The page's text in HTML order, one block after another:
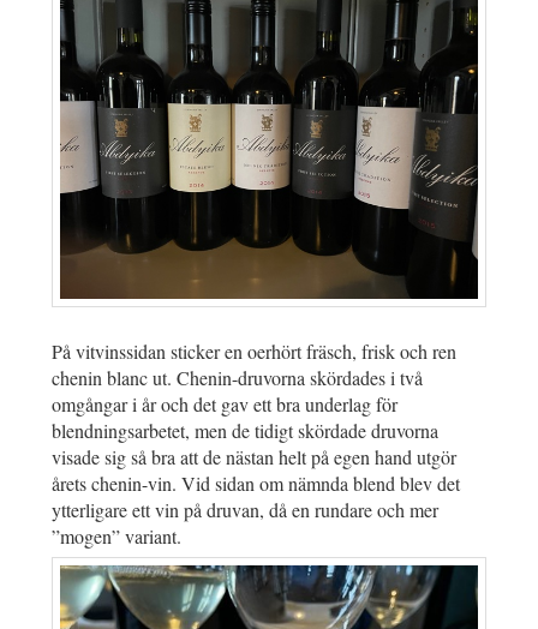
På vitvinssidan sticker en oerhört fräsch, frisk och ren
chenin blanc ut. Chenin-druvorna skördades i två
omgångar i år och det gav ett bra underlag för
blendningsarbetet, men de tidigt skördade druvorna
visade sig så bra att de nästan helt på egen hand utgör
årets chenin-vin. Vid sidan om nämnda blend blev det
ytterligare ett vin på druvan, då en rundare och mer
”mogen” variant.